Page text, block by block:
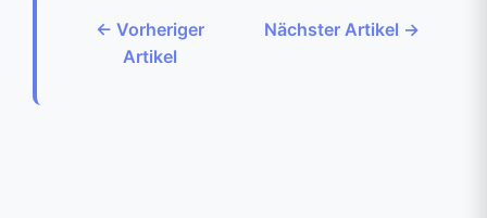
← Vorheriger
Artikel
Nächster Artikel →